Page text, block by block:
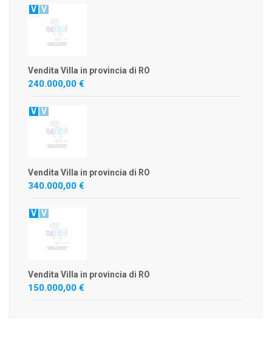
V V
Vendita Villa in provincia di RO
240.000,00 €
V V
Vendita Villa in provincia di RO
340.000,00 €
V V
Vendita Villa in provincia di RO
150.000,00 €